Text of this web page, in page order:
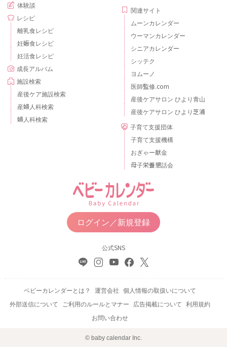
体験談
レシピ
離乳食レシピ
妊娠食レシピ
妊活食レシピ
成長アルバム
施設検索
産後ケア施設検索
産婦人科検索
婦人科検索
関連サイト
ムーンカレンダー
ウーマンカレンダー
シニアカレンダー
シッテク
ヨムーノ
医師監修.com
産後ケアサロン ひより青山
産後ケアサロン ひより芝浦
子育て支援団体
子育て支援機構
おぎゃー献金
母子栄養懇話会
ログイン／新規登録
公式SNS
ベビーカレンダーとは？ 運営会社 個人情報の取扱いについて
外部送信について
ご利用のルールとマナー 広告掲載について 利用規約
お問い合わせ
© baby calendar Inc.